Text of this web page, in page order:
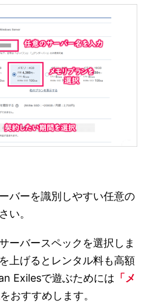
バーを識別しやすい任意の
い。
ーバースペックを選択しま
上げるとレンタル料も高額
Exilesで遊ぶためには 「メ
をおすすめします。